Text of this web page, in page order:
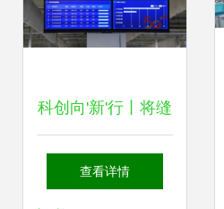
科创向'新'行丨将缝
纫机'接'数据采集，
查看详情